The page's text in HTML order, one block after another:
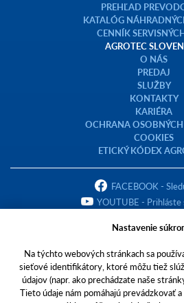
PREHĽAD
KATALÓG
CENNÍK
AGROTEC
O NÁS
PREDAJ
SLUŽBY
KONTAKTY
KARIÉRA
OCHRANA
COOKIES
ETICKÝ KÓDEX
FACEBOOK -
YOUTUBE - Prihláste
Copyright © 2023 AGROTEC
Nastavenie
Na týchto webových stránkach sa
sieťové identifikátory, ktoré môžu tiež
údajov (napr. ako prechádzate naše
Tieto údaje nám pomáhajú prevádzkovať